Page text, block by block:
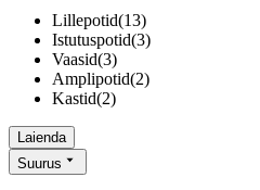
Lillepotid(13)
Istutuspotid(3)
Vaasid(3)
Amplipotid(2)
Kastid(2)
Laienda
Suurus